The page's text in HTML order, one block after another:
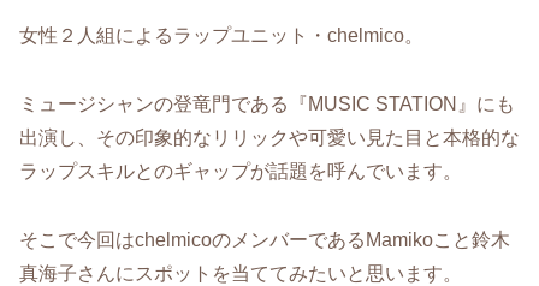
女性２人組によるラップユニット・chelmico。
ミュージシャンの登竜門である『MUSIC STATION』にも
出演し、その印象的なリリックや可愛い見た目と本格的な
ラップスキルとのギャップが話題を呼んでいます。
そこで今回はchelmicoのメンバーであるMamikoこと鈴木
真海子さんにスポットを当ててみたいと思います。